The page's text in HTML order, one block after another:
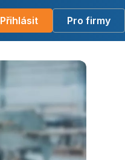
Přihlásit Pro firmy